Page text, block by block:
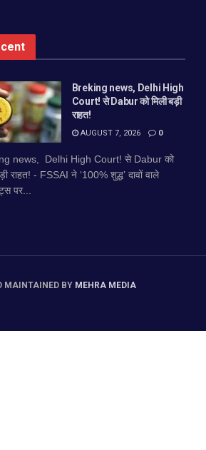
Breking news, Delhi High
Court! से Dabur को मिली बड़ी
राहत!
AUGUST 7, 2026 0
news, Delhi High Court! से Dabur को
राहत! - FSSAI ने ‘100% शुद्ध’ दावों वाले
पर...
MAINTAINED BY MEHRA MEDIA